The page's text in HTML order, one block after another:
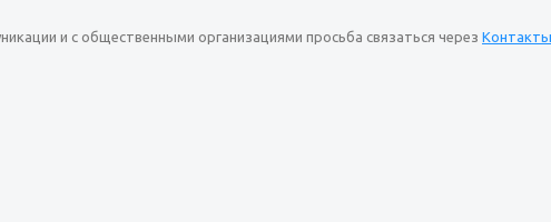
и с общественными организациями просьба связаться через